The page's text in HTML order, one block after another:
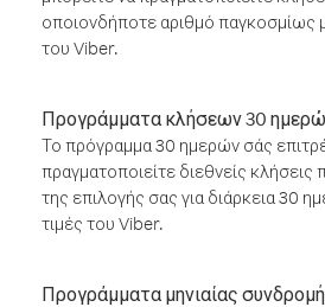
οποιονδήποτε αριθμό παγκοσμίως
του Viber.
Προγράμματα κλήσεων 30
Το πρόγραμμα 30 ημερών σάς
πραγματοποιείτε διεθνείς
της επιλογής σας για διάρκεια 30
τιμές του Viber.
Προγράμματα μηνιαίας